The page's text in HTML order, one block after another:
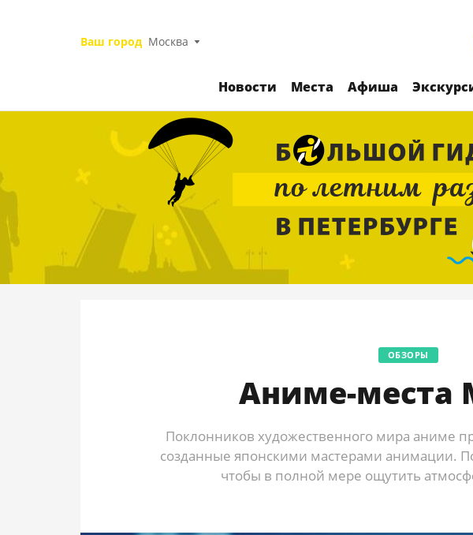
Ваш город Москва
Новости Места Афиша
ОБЗОРЫ
Аниме-места
Поклонников художественного мира аниме
созданные японскими мастерами анимации.
чтобы в полной мере ощутить